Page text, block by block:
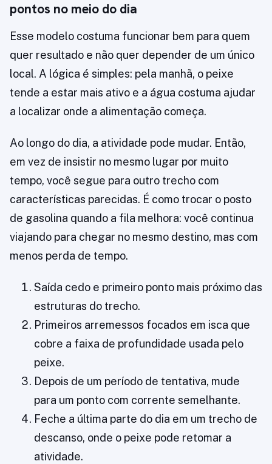
pontos no meio do dia
Esse modelo costuma funcionar bem para quem
quer resultado e não quer depender de um único
local. A lógica é simples: pela manhã, o peixe
tende a estar mais ativo e a água costuma ajudar
a localizar onde a alimentação começa.
Ao longo do dia, a atividade pode mudar. Então,
em vez de insistir no mesmo lugar por muito
tempo, você segue para outro trecho com
características parecidas. É como trocar o posto
de gasolina quando a fila melhora: você continua
viajando para chegar no mesmo destino, mas com
menos perda de tempo.
Saída cedo e primeiro ponto mais próximo das
estruturas do trecho.
Primeiros arremessos focados em isca que
cobre a faixa de profundidade usada pelo
peixe.
Depois de um período de tentativa, mude
para um ponto com corrente semelhante.
Feche a última parte do dia em um trecho de
descanso, onde o peixe pode retomar a
atividade.